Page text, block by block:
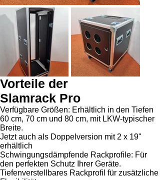
Vorteile der
Slamrack Pro
Verfügbare Größen: Erhältlich in den Tiefen
60 cm, 70 cm und 80 cm, mit LKW-typischer
Breite.
Jetzt auch als Doppelversion mit 2 x 19"
erhältlich
Schwingungsdämpfende Rackprofile: Für
den perfekten Schutz Ihrer Geräte.
Tiefenverstellbares Rackprofil für zusätzliche